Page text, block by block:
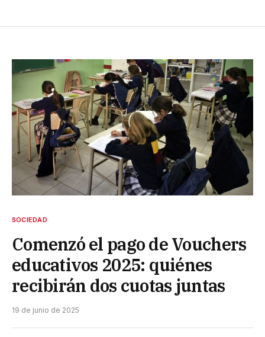
SOCIEDAD
Comenzó el pago de Vouchers
educativos 2025: quiénes
recibirán dos cuotas juntas
19 de junio de 2025